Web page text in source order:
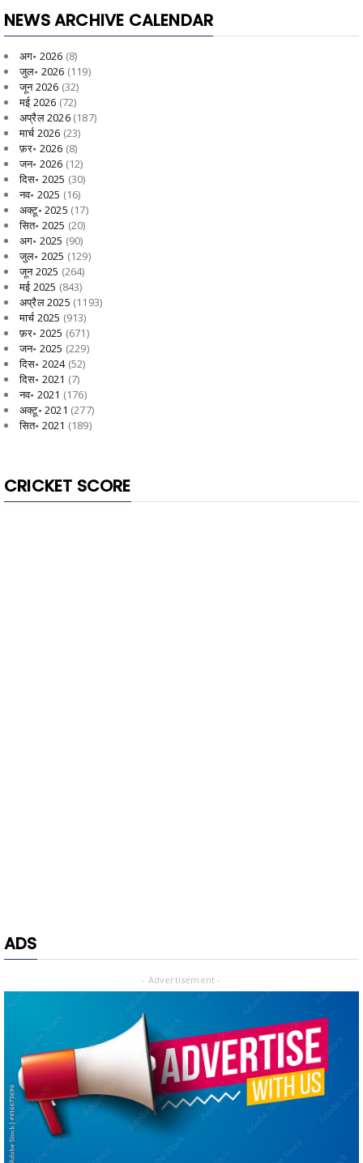
NEWS ARCHIVE CALENDAR
अग॰ 2026 (8)
जुल॰ 2026 (119)
जून 2026 (32)
मई 2026 (72)
अप्रैल 2026(187)
मार्च 2026 (23)
फ़र॰ 2026 (8)
जन॰ 2026 (12)
दिस॰ 2025 (30)
नव॰ 2025 (16)
अक्टू॰ 2025 (17)
सित॰ 2025 (20)
अग॰ 2025 (90)
जुल॰ 2025 (129)
जून 2025 (264)
मई 2025 (843)
अप्रैल 2025 (1193)
मार्च 2025 (913)
फ़र॰ 2025 (671)
जन॰ 2025 (229)
दिस॰ 2024(52)
दिस॰ 2021 (7)
नव॰ 2021 (176)
अक्टू॰ 2021 (277)
सित॰ 2021 (189)
CRICKET SCORE
ADS
- Advertisement -